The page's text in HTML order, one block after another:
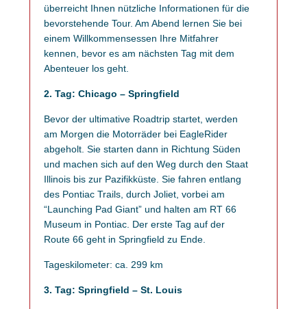
überreicht Ihnen nützliche Informationen für die
bevorstehende Tour. Am Abend lernen Sie bei
einem Willkommensessen Ihre Mitfahrer
kennen, bevor es am nächsten Tag mit dem
Abenteuer los geht.
2. Tag: Chicago – Springfield
Bevor der ultimative Roadtrip startet, werden
am Morgen die Motorräder bei EagleRider
abgeholt. Sie starten dann in Richtung Süden
und machen sich auf den Weg durch den Staat
Illinois bis zur Pazifikküste. Sie fahren entlang
des Pontiac Trails, durch Joliet, vorbei am
“Launching Pad Giant” und halten am RT 66
Museum in Pontiac. Der erste Tag auf der
Route 66 geht in Springfield zu Ende.
Tageskilometer: ca. 299 km
3. Tag: Springfield – St. Louis